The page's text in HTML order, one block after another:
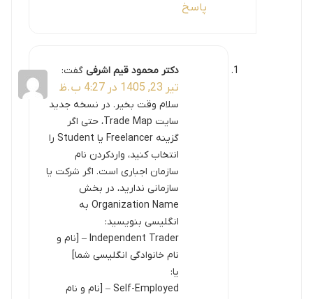
پاسخ
دکتر محمود قیم اشرفی گفت:
تیر 23, 1405 در 4:27 ب.ظ
سلام وقت بخیر. در نسخه جدید
سایت Trade Map، حتی اگر
گزینه Freelancer یا Student را
انتخاب کنید، واردکردن نام
سازمان اجباری است. اگر شرکت یا
سازمانی ندارید، در بخش
Organization Name به
انگلیسی بنویسید:
Independent Trader – [نام و
نام خانوادگی انگلیسی شما]
یا:
Self-Employed – [نام و نام